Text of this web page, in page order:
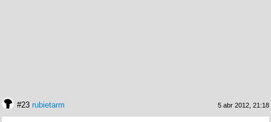
#23 rubietarm 5 abr 2012, 21:18